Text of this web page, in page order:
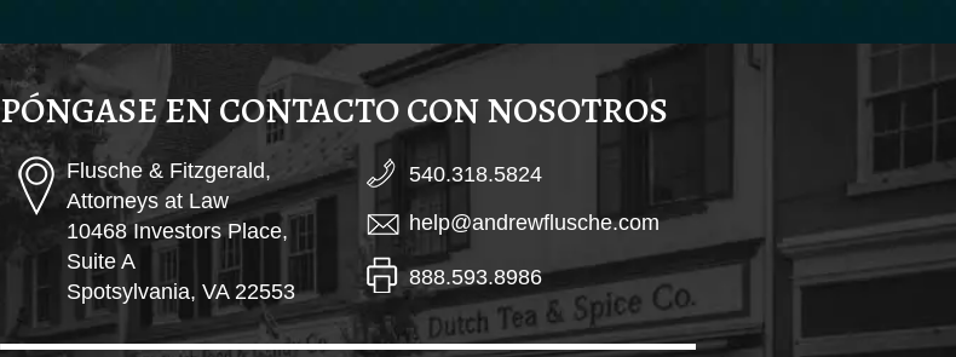
PÓNGASE EN CONTACTO CON NOSOTROS
Flusche & Fitzgerald,
Attorneys at Law
10468 Investors Place,
Suite A
Spotsylvania, VA 22553
540.318.5824
help@andrewflusche.com
888.593.8986